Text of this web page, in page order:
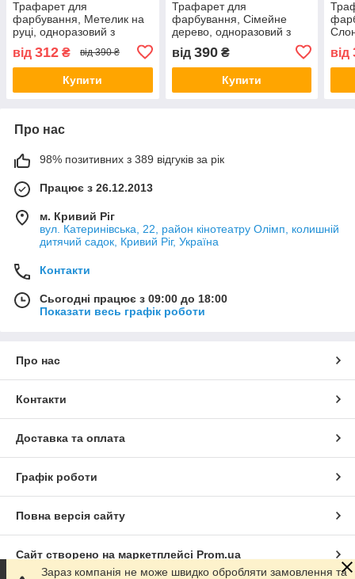
Трафарет для
фарбування, Метелик на
руці, одноразовий з
самоклеючої плівки 95 х
105 см
від 312 ₴ від 390 ₴
Купити
Трафарет для
фарбування, Сімейне
дерево, одноразовий з
двох розмірах 95 х 119 см
від 390₴
Купити
115
від
Про нас
98% позитивних з 389 відгуків за рік
Працює з 26.12.2013
м. Кривий Ріг
вул. Катеринівська, 22, район кінотеатру Олімп, колишній
дитячий садок, Кривий Ріг, Україна
Контакти
Сьогодні працює з 09:00 до 18:00
Показати весь графік роботи
Про нас
Контакти
Доставка та оплата
Графік роботи
Повна версія сайту
Сайт створено на маркетплейсі Prom.ua
Зараз компанія не може швидко обробляти замовлення та